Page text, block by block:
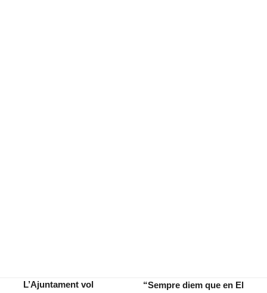
L’Ajuntament vol
“Sempre diem que en El